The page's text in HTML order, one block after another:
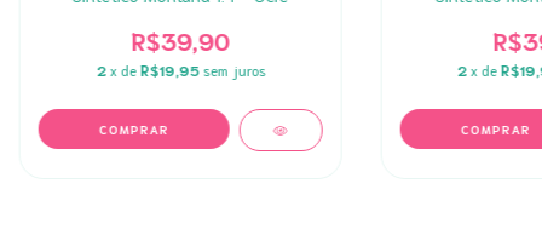
R$39,90
2 x de R$19,95 sem juros 2 x de